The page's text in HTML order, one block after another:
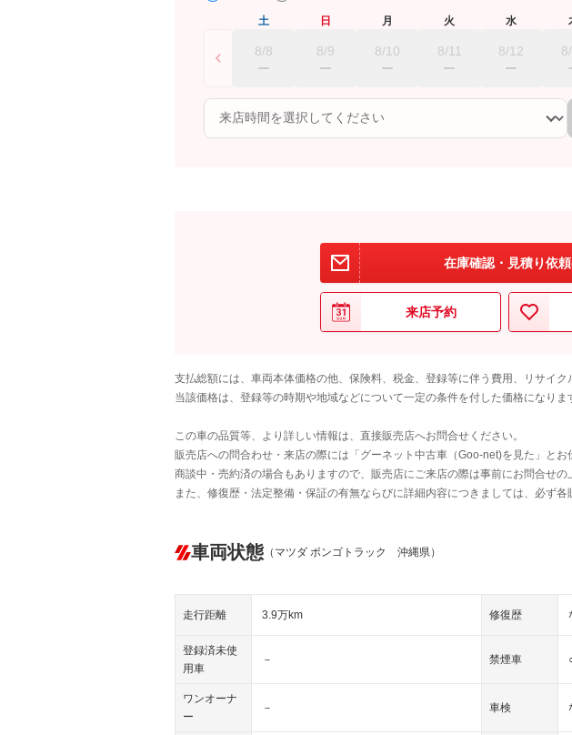
土
8/8
日
8/9
月
8/10
火
8/11
水
8/12
在庫確認・見積り依
来店予約
支払総額には、車両本体価格の他、保険料、税金、登録等に伴う費用、リサイ
当該価格は、登録等の時期や地域などについて一定の条件を付した価格になりま
この車の品質等、より詳しい情報は、直接販売店へお問合せください。
販売店への問合わせ・来店の際には「グーネット中古車（Goo-net)を見た」とお
商談中・売約済の場合もありますので、販売店にご来店の際は事前にお問合せの
また、修復歴・法定整備・保証の有無ならびに詳細内容につきましては、必ず
車両状態 （マツダ ボンゴトラック 沖縄県）
走行距離 3.9万km 修復歴
登録済未使
用車
－ 禁煙車
ワンオーナ
ー
－ 車検